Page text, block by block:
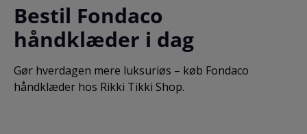
Bestil Fondaco
håndklæder i dag
Gør hverdagen mere luksuriøs – køb Fondaco
håndklæder hos Rikki Tikki Shop.